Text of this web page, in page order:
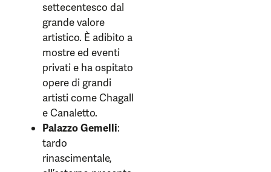
settecentesco dal
grande valore
artistico. È adibito a
mostre ed eventi
privati e ha ospitato
opere di grandi
artisti come Chagall
e Canaletto.
Palazzo Gemelli:
tardo
rinascimentale,